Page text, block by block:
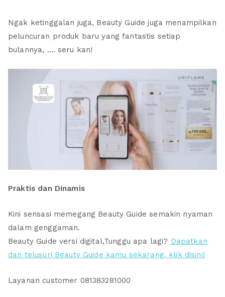
Ngak ketinggalan juga, Beauty Guide juga menampilkan
peluncuran produk baru yang fantastis setiap
bulannya, …. seru kan!
Praktis dan Dinamis
Kini sensasi memegang Beauty Guide semakin nyaman
dalam genggaman.
Beauty Guide versi digital,Tunggu apa lagi? Dapatkan
dan telusuri Beauty Guide kamu sekarang, klik disini!
Layanan customer 081383281000